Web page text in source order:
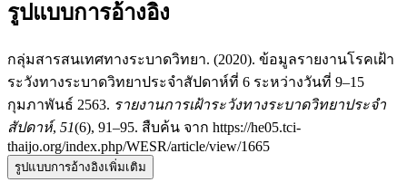
รูปแบบการอ้างอิง
กลุ่มสารสนเทศทางระบาดวิทยา. (2020). ข้อมูลรายงานโรคเฝ้า
ระวังทางระบาดวิทยาประจำสัปดาห์ที่ 6 ระหว่างวันที่ 9–15
กุมภาพันธ์ 2563. รายงานการเฝ้าระวังทางระบาดวิทยาประจำ
สัปดาห์, 51(6), 91–95. สืบค้น จาก https://he05.tci-
thaijo.org/index.php/WESR/article/view/1665
รูปแบบการอ้างอิงเพิ่มเติม